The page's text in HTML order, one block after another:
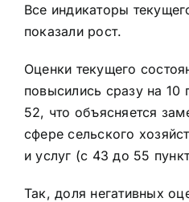
Все индикаторы
показали рост.
Оценки текущего
повысились сразу на 10
52, что объясняется
сфере сельского
и услуг (с 43 до 55
Так, доля негативных